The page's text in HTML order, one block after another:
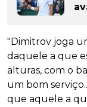
"Dimitrov joga
daquele a que
alturas, com o
um bom
que aquele a